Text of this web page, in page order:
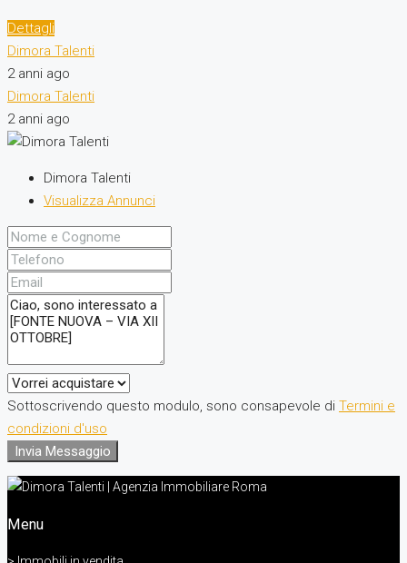
Dettagli
Dimora Talenti
2 anni ago
Dimora Talenti
2 anni ago
Dimora Talenti
Visualizza Annunci
Sottoscrivendo questo modulo, sono consapevole di Termini e
condizioni d'uso
Invia Messaggio
Menu